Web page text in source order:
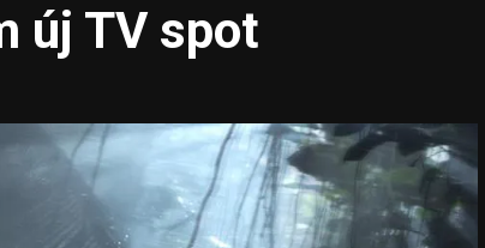
új TV spot